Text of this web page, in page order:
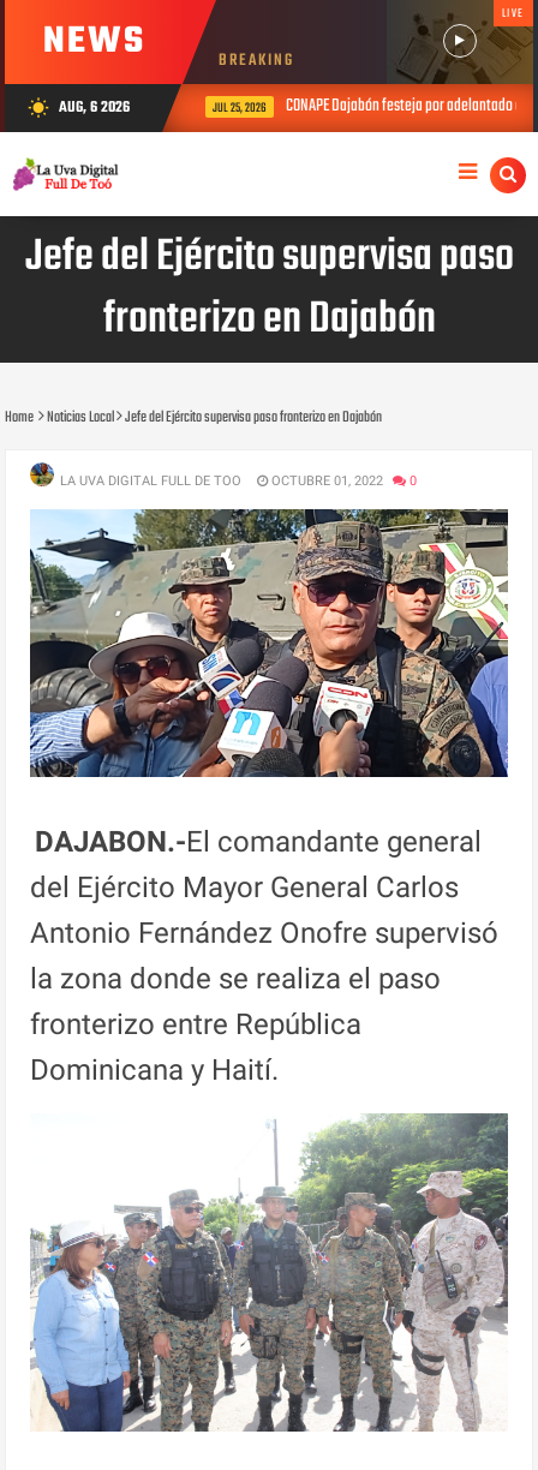
NEWS BREAKING
LIVE
wb_sunny AUG, 6 2026 JUL 25, 2026 CONAPE Dajabón festeja por adelantado el Día del
Jefe del Ejército supervisa paso
fronterizo en Dajabón
Home Noticias Local Jefe del Ejército supervisa paso fronterizo en Dajabón
LA UVA DIGITAL FULL DE TOO OCTUBRE 01, 2022 0
DAJABON.-El comandante general
del Ejército Mayor General Carlos
Antonio Fernández Onofre supervisó
la zona donde se realiza el paso
fronterizo entre República
Dominicana y Haití.